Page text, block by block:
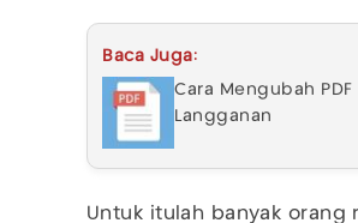
Baca Juga:
Cara Mengubah
Langganan
Untuk itulah banyak orang